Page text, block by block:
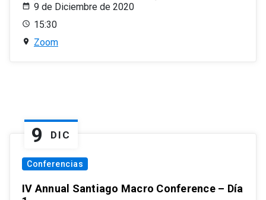
9 de Diciembre de 2020
15:30
Zoom
9 DIC
Conferencias
IV Annual Santiago Macro Conference – Día